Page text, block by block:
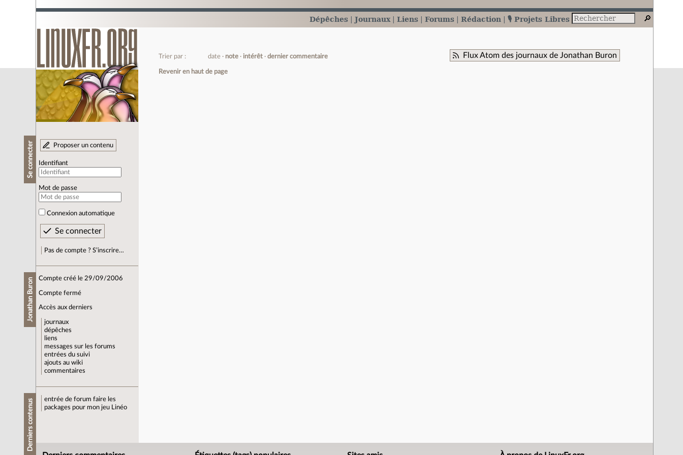
Dépêches Journaux Liens Forums Rédaction 🎙️ Projets Libres
Se connecter Proposer un contenu
Identifiant
Mot de passe
Connexion automatique
Pas de compte ? S’inscrire…
Jonathan Buron Compte créé le 29/09/2006
Compte fermé
Accès aux derniers
journaux
dépêches
liens
messages sur les forums
entrées du suivi
ajouts au wiki
commentaires
Derniers contenus entrée de forum faire les
packages pour mon jeu Linéo
Flux Atom des journaux de Jonathan Buron
Trier par : date note intérêt dernier commentaire
Revenir en haut de page